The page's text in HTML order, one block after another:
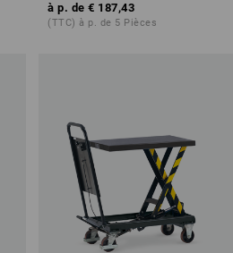
à p. de € 187,43
(TTC) à p. de 5 Pièces